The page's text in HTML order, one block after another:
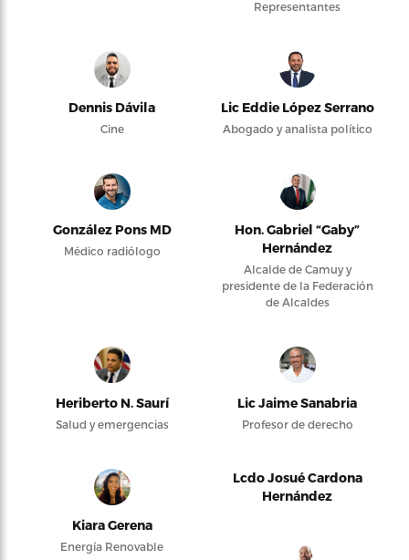
Representantes
Dennis Dávila
Cine
Lic Eddie López Serrano
Abogado y analista político
González Pons MD
Médico radiólogo
Hon. Gabriel “Gaby”
Hernández
Alcalde de Camuy y
presidente de la Federación
de Alcaldes
Heriberto N. Saurí
Salud y emergencias
Lic Jaime Sanabria
Profesor de derecho
Kiara Gerena
Energía Renovable
Lcdo Josué Cardona
Hernández